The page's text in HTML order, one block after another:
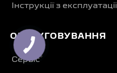
Інструкції з експлуатації
ОБСЛУГОВУВАННЯ
Сервіс®